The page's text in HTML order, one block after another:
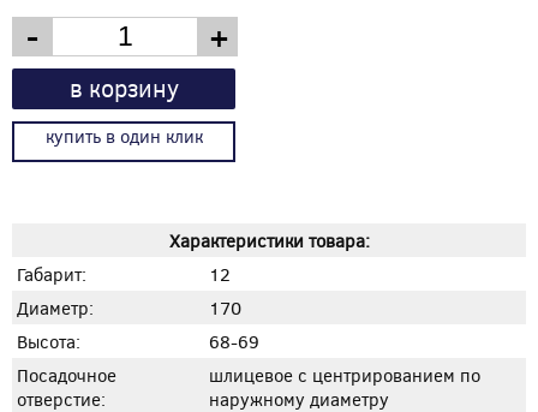
- +
в корзину
купить в один клик
Характеристики товара:
Габарит:
12
Диаметр:
170
Высота:
68-69
Посадочное
отверстие:
шлицевое с центрированием по
наружному диаметру